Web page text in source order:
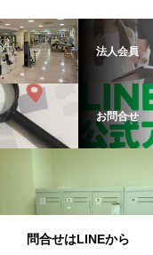
法人会員
お問合せ
問合せはLINEから